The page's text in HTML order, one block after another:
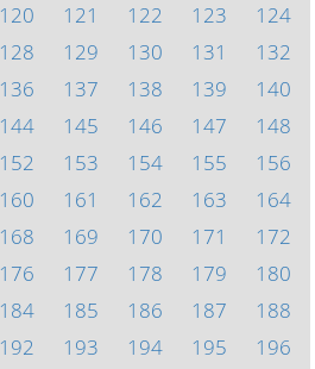
120 121 122 123
124
128 129 130 131
132
136 137 138 139
140
144 145 146 147
148
152 153 154 155
156
160 161 162 163
164
168 169 170 171
172
176 177 178 179
180
184 185 186 187
188
192 193 194 195
196